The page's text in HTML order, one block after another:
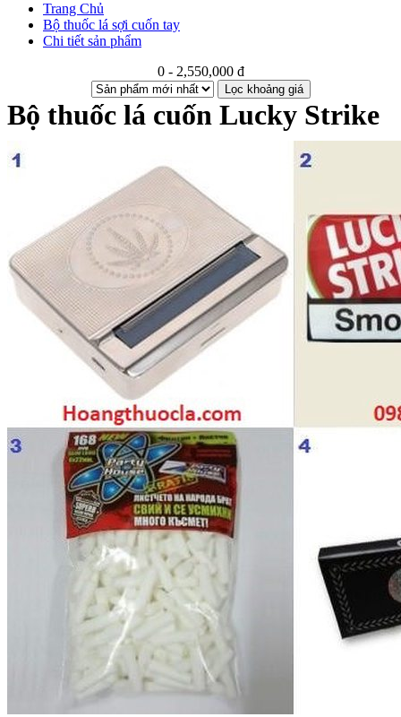
Trang Chủ
Bộ thuốc lá sợi cuốn tay
Chi tiết sản phẩm
0 - 2,550,000 đ
Lọc khoảng giá
Bộ thuốc lá cuốn Lucky Strike